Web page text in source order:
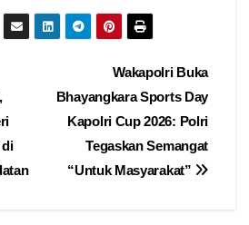
Wakapolri Buka
Bhayangkara Sports Day
Kapolri Cup 2026: Polri
Tegaskan Semangat
“Untuk Masyarakat”
di